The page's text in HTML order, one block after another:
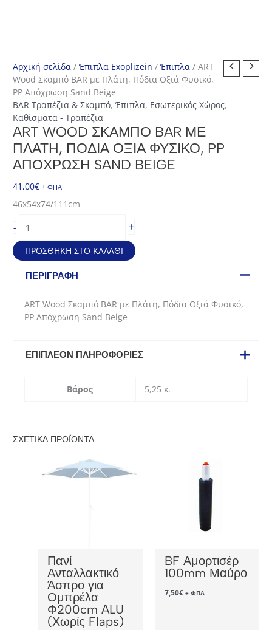
Αρχική σελίδα /Έπιπλα Exoplizein /Έπιπλα / ART
Wood Σκαμπό BAR με Πλάτη, Πόδια Οξιά Φυσικό,
PP Απόχρωση Sand Beige
BAR Τραπέζια & Σκαμπό,Έπιπλα, Εσωτερικός Χώρος,
Καθίσματα - Τραπέζια
ART WOOD ΣΚΑΜΠΌ BAR ΜΕ
ΠΛΆΤΗ, ΠΌΔΙΑ ΟΞΙΆ ΦΥΣΙΚΌ, PP
ΑΠΌΧΡΩΣΗ SAND BEIGE
41,00€ + ΦΠΑ
46x54x74/111cm
-
Wood
Σκαμπό
BAR
με
Οξιά
Φυσικό,
Sand
+
ΠΡΟΣΘΉΚΗ ΣΤΟ ΚΑΛΆΘΙ
ΠΕΡΙΓΡΑΦΉ
ART Wood Σκαμπό BAR με Πλάτη, Πόδια Οξιά Φυσικό,
PP Απόχρωση Sand Beige
ΕΠΙΠΛΈΟΝ ΠΛΗΡΟΦΟΡΊΕΣ
Βάρος 5,25 κ.
ΣΧΕΤΙΚΆ ΠΡΟΪΌΝΤΑ
Πανί
Ανταλλακτικό
Άσπρο για
Ομπρέλα
Φ200cm ALU
(Χωρίς Flaps)
BF Αμορτισέρ
100mm Μαύρο
7,50€ + ΦΠΑ